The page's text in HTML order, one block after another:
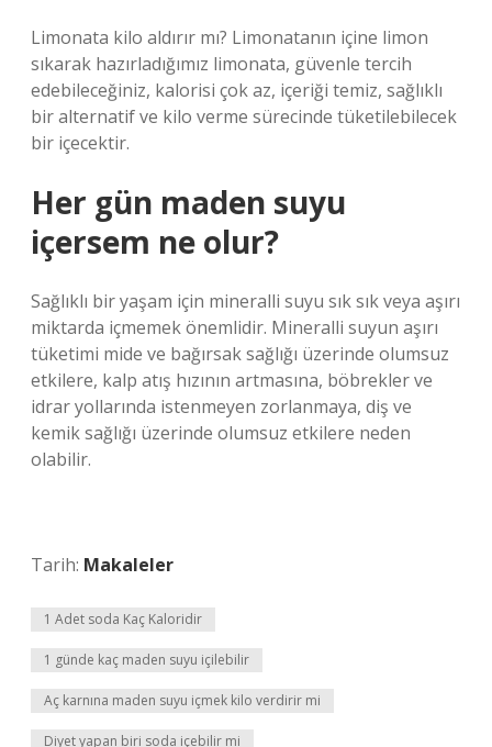
Limonata kilo aldırır mı? Limonatanın içine limon
sıkarak hazırladığımız limonata, güvenle tercih
edebileceğiniz, kalorisi çok az, içeriği temiz, sağlıklı
bir alternatif ve kilo verme sürecinde tüketilebilecek
bir içecektir.
Her gün maden suyu
içersem ne olur?
Sağlıklı bir yaşam için mineralli suyu sık sık veya aşırı
miktarda içmemek önemlidir. Mineralli suyun aşırı
tüketimi mide ve bağırsak sağlığı üzerinde olumsuz
etkilere, kalp atış hızının artmasına, böbrekler ve
idrar yollarında istenmeyen zorlanmaya, diş ve
kemik sağlığı üzerinde olumsuz etkilere neden
olabilir.
Tarih: Makaleler
1 Adet soda Kaç Kaloridir
1 günde kaç maden suyu içilebilir
Aç karnına maden suyu içmek kilo verdirir mi
Diyet yapan biri soda içebilir mi